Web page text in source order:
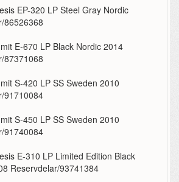
EP-320 LP Steel Gray Nordic
86526368
E-670 LP Black Nordic 2014
87371068
S-420 LP SS Sweden 2010
91710084
S-450 LP SS Sweden 2010
91740084
E-310 LP Limited Edition Black
Reservdelar/93741384